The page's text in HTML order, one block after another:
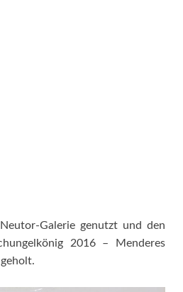
Galerie genutzt und den
2016 – Menderes